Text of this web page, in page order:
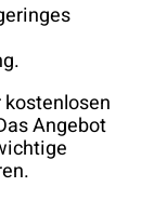
Angebot